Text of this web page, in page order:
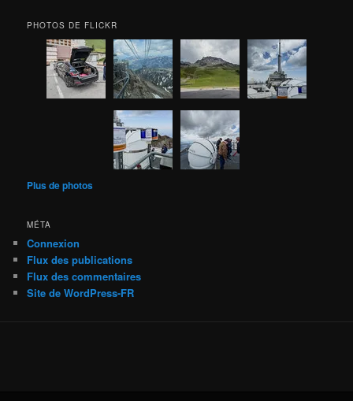
PHOTOS DE FLICKR
Plus de photos
MÉTA
Connexion
Flux des publications
Flux des commentaires
Site de WordPress-FR